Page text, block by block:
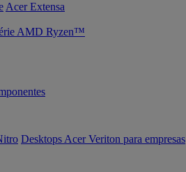
Acer Extensa
AMD Ryzen™
Desktops Acer Veriton para empresas